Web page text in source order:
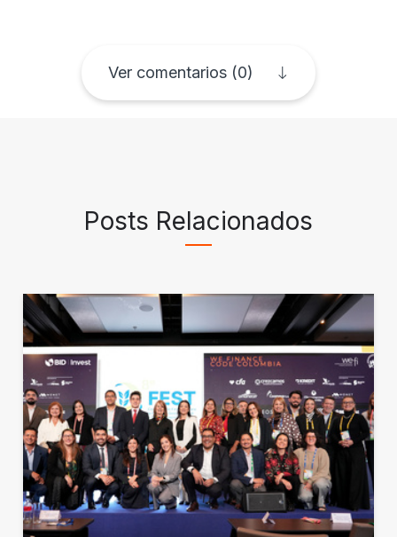
Ver comentarios (0)
Posts Relacionados